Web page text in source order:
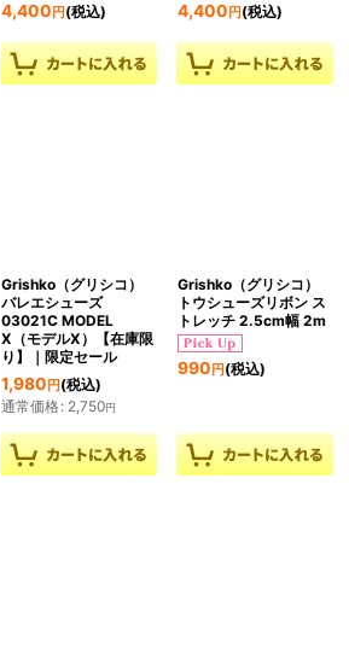
4,400 円(税込) 4,400 円(税込)
Grishko（グリシコ）
バレエシューズ
03021C MODEL
X（モデルX）【在庫限
り】｜限定セール
1,980 円(税込)
通常価格: 2,750円
Grishko（グリシコ）
トウシューズリボン ス
トレッチ 2.5cm幅 2m
990 円(税込)